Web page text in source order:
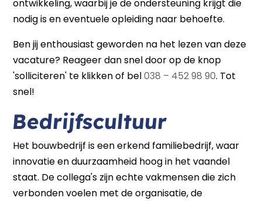
ontwikkeling, waarbij je de ondersteuning krijgt die
nodig is en eventuele opleiding naar behoefte.
Ben jij enthousiast geworden na het lezen van deze
vacature? Reageer dan snel door op de knop
'solliciteren' te klikken of bel038 – 452 98 90. Tot
snel!
Bedrijfscultuur
Het bouwbedrijf is een erkend familiebedrijf, waar
innovatie en duurzaamheid hoog in het vaandel
staat. De collega's zijn echte vakmensen die zich
verbonden voelen met de organisatie, de